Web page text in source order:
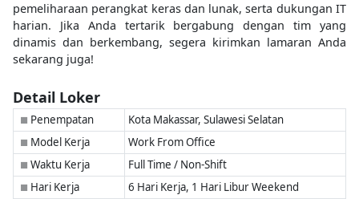
pemeliharaan perangkat keras dan lunak, serta dukungan IT
harian. Jika Anda tertarik bergabung dengan tim yang
dinamis dan berkembang, segera kirimkan lamaran Anda
sekarang juga!
Detail Loker
■ Penempatan Kota Makassar, Sulawesi Selatan
■ Model Kerja Work From Office
■ Waktu Kerja Full Time / Non-Shift
■ Hari Kerja 6 Hari Kerja, 1 Hari Libur Weekend